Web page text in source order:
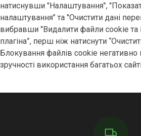
натиснувши "Налаштування",
налаштування" та "Очистити дані
вибравши "Видалити файли cookie та
плагіна”, перш ніж натиснути
Блокування файлів cookie негативно
зручності використання багатьох